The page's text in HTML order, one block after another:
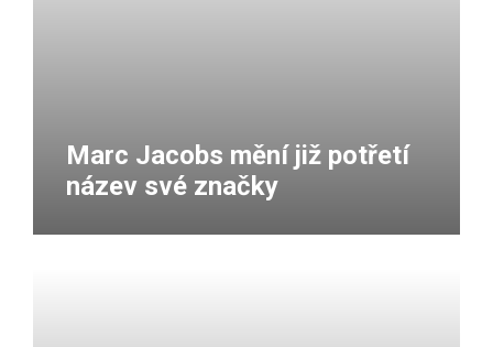
Marc Jacobs mění již potřetí
název své značky